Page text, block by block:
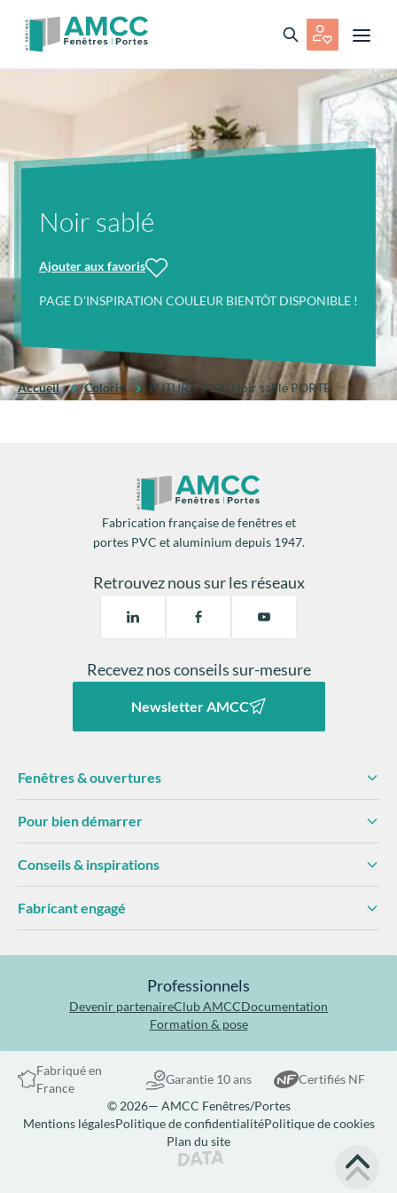
Noir sablé
Ajouter aux favoris
PAGE D’INSPIRATION COULEUR BIENTÔT DISPONIBLE !
Accueil Coloris FUTURA 2100 Noir sablé PORTE
Fabrication française de fenêtres et
portes PVC et aluminium depuis 1947.
Retrouvez nous sur les réseaux
Recevez nos conseils sur-mesure
Newsletter AMCC
Fenêtres & ouvertures
Pour bien démarrer
Conseils & inspirations
Fabricant engagé
Professionnels
Devenir partenaireClub AMCCDocumentation
Formation & pose
Fabriqué en
France
Garantie 10 ans
Certifiés NF
© 2026— AMCC Fenêtres/Portes
Mentions légalesPolitique de confidentialitéPolitique de cookies
Plan du site
Site réalisé par Data Projekt